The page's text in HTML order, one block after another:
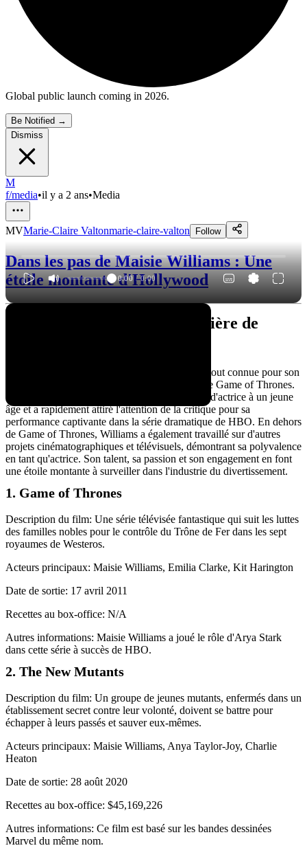
Global public launch coming in 2026.
Be Notified →
Dismiss
M
f/media•il y a 2 ans•Media
MVMarie-Claire Valtonmarie-claire-valton Follow
Dans les pas de Maisie Williams : Une
étoile montante d'Hollywood
0:00 / 0:00
Une étoile montante: La carrière de
Maisie Williams est une actrice britannique, surtout connue pour son
rôle de Arya Stark dans la célèbre série télévisée Game of Thrones.
Née en 1997, Williams a commencé sa carrière d'actrice à un jeune
âge et a rapidement attiré l'attention de la critique pour sa
performance captivante dans la série dramatique de HBO. En dehors
de Game of Thrones, Williams a également travaillé sur d'autres
projets cinématographiques et télévisuels, démontrant sa polyvalence
en tant qu'actrice. Son talent, sa passion et son engagement en font
une étoile montante à surveiller dans l'industrie du divertissement.
1. Game of Thrones
Description du film: Une série télévisée fantastique qui suit les luttes
des familles nobles pour le contrôle du Trône de Fer dans les sept
royaumes de Westeros.
Acteurs principaux: Maisie Williams, Emilia Clarke, Kit Harington
Date de sortie: 17 avril 2011
Recettes au box-office: N/A
Autres informations: Maisie Williams a joué le rôle d'Arya Stark
dans cette série à succès de HBO.
2. The New Mutants
Description du film: Un groupe de jeunes mutants, enfermés dans un
établissement secret contre leur volonté, doivent se battre pour
échapper à leurs passés et sauver eux-mêmes.
Acteurs principaux: Maisie Williams, Anya Taylor-Joy, Charlie
Heaton
Date de sortie: 28 août 2020
Recettes au box-office: $45,169,226
Autres informations: Ce film est basé sur les bandes dessinées
Marvel du même nom.